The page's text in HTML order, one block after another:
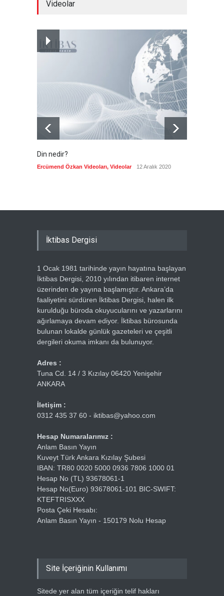
Futbol endüstrisinde kavga
devam ediyor
7 Ağustos 2026
Videolar
Din nedir?
Ercümend Özkan Videoları, Videolar 12 Aralık 2020
İktibas Dergisi
1 Ocak 1981 tarihinde yayın hayatına başlayan
İktibas Dergisi, 2010 yılından itibaren internet
üzerinden de yayına başlamıştır. Ankara’da
faaliyetini sürdüren İktibas Dergisi, halen ilk
kurulduğu büroda okuyucularını ve yazarlarını
ağırlamaya devam ediyor. İktibas bürosunda
bulunan lokalde günlük gazeteleri ve çeşitli
dergileri okuma imkanı da bulunuyor.
Adres :
Tuna Cd. 14 / 3 Kızılay 06420 Yenişehir
ANKARA
İletişim :
0312 435 37 60 - iktibas@yahoo.com
Hesap Numaralarımız :
Anlam Basın Yayın
Kuveyt Türk Ankara Kızılay Şubesi
IBAN: TR80 0020 5000 0936 7806 1000 01
Hesap No (TL) 93678061-1
Hesap No(Euro) 93678061-101 BIC-SWIFT:
KTEFTRISXXX
Posta Çeki Hesabı:
Anlam Basın Yayın - 150179 Nolu Hesap
Site İçeriğinin Kullanımı
Sitede yer alan tüm içeriğin telif hakları